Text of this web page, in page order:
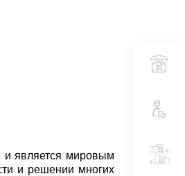
и является мировым
и решении многих